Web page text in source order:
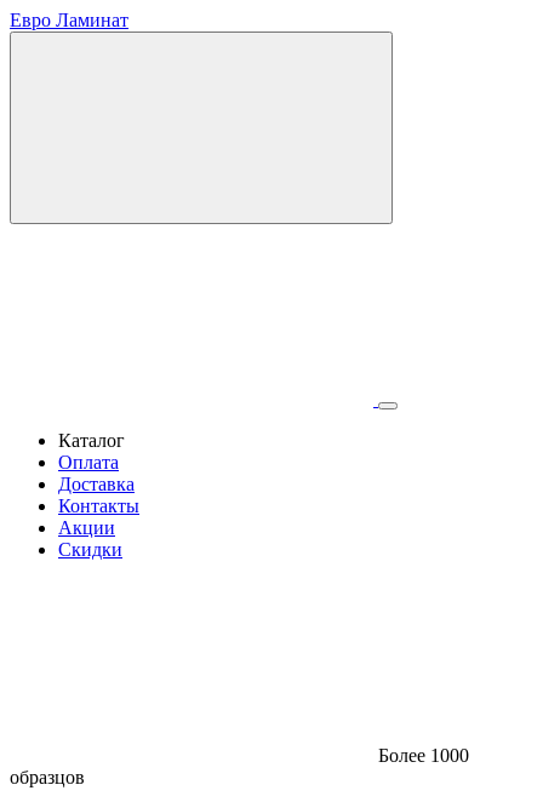
Евро Ламинат
Каталог
Оплата
Доставка
Контакты
Акции
Скидки
Более 1000
образцов